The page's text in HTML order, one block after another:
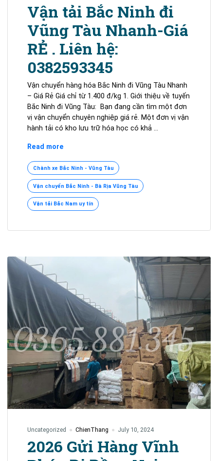
DƯƠNG
RẺ
TỪ
1400Đ/KG
Vận tải Bắc Ninh đi
Vũng Tàu Nhanh-Giá
RẺ . Liên hệ:
0382593345
Vận chuyển hàng hóa Bắc Ninh đi Vũng Tàu Nhanh
– Giá Rẻ Giá chỉ từ 1.400 đ/kg 1. Giới thiệu về tuyến
Bắc Ninh đi Vũng Tàu: Bạn đang cần tìm một đơn
vị vận chuyển chuyên nghiệp giá rẻ. Một đơn vị vận
hành tải có kho lưu trữ hóa học có khả …
Read more
Bắc
Ninh
đi
Vũng
Tàu
Giá
0382593345
Chành xe Bắc Ninh - Vũng Tàu
Vận chuyển Bắc Ninh - Bà Rịa Vũng Tàu
Vận tải Bắc Nam uy tín
Uncategorized ChienThang July 10, 2024
2026 Gửi Hàng Vĩnh